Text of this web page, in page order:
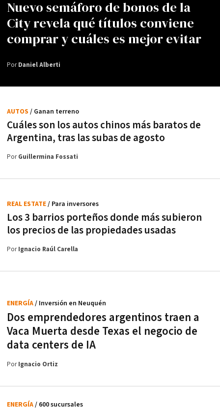
Nuevo semáforo de bonos de la
City revela qué títulos conviene
comprar y cuáles es mejor evitar
PorDaniel Alberti
Cuáles son los autos chinos más baratos de
Argentina, tras las subas de agosto
AUTOS / Ganan terreno
PorGuillermina Fossati
Los 3 barrios porteños donde más subieron
los precios de las propiedades usadas
REAL ESTATE/ Para inversores
PorIgnacio Raúl Carella
Dos emprendedores argentinos traen a
Vaca Muerta desde Texas el negocio de
data centers de IA
ENERGÍA/ Inversión en Neuquén
PorIgnacio Ortiz
ENERGÍA/ 600 sucursales